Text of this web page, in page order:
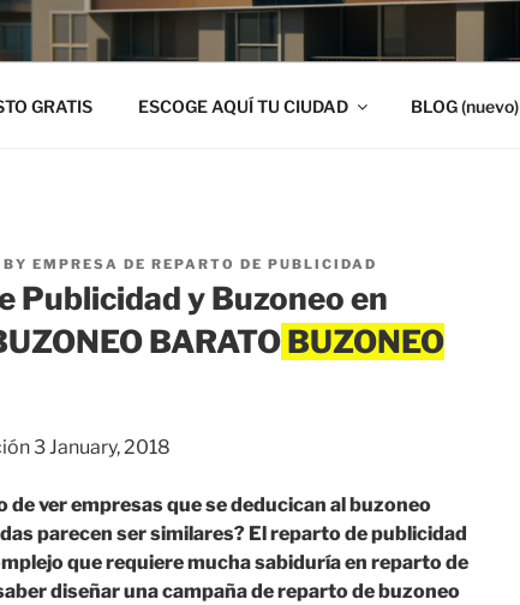
GRATIS ESCOGE AQUÍ TU CIUDAD BLOG (nuevo)
BY EMPRESA DE REPARTO DE PUBLICIDAD
Publicidad y Buzoneo en
BARATO
3 January, 2018
de ver empresas que se deducican al buzoneo
parecen ser similares? El reparto de publicidad
que requiere mucha sabiduría en reparto de
diseñar una campaña de reparto de buzoneo